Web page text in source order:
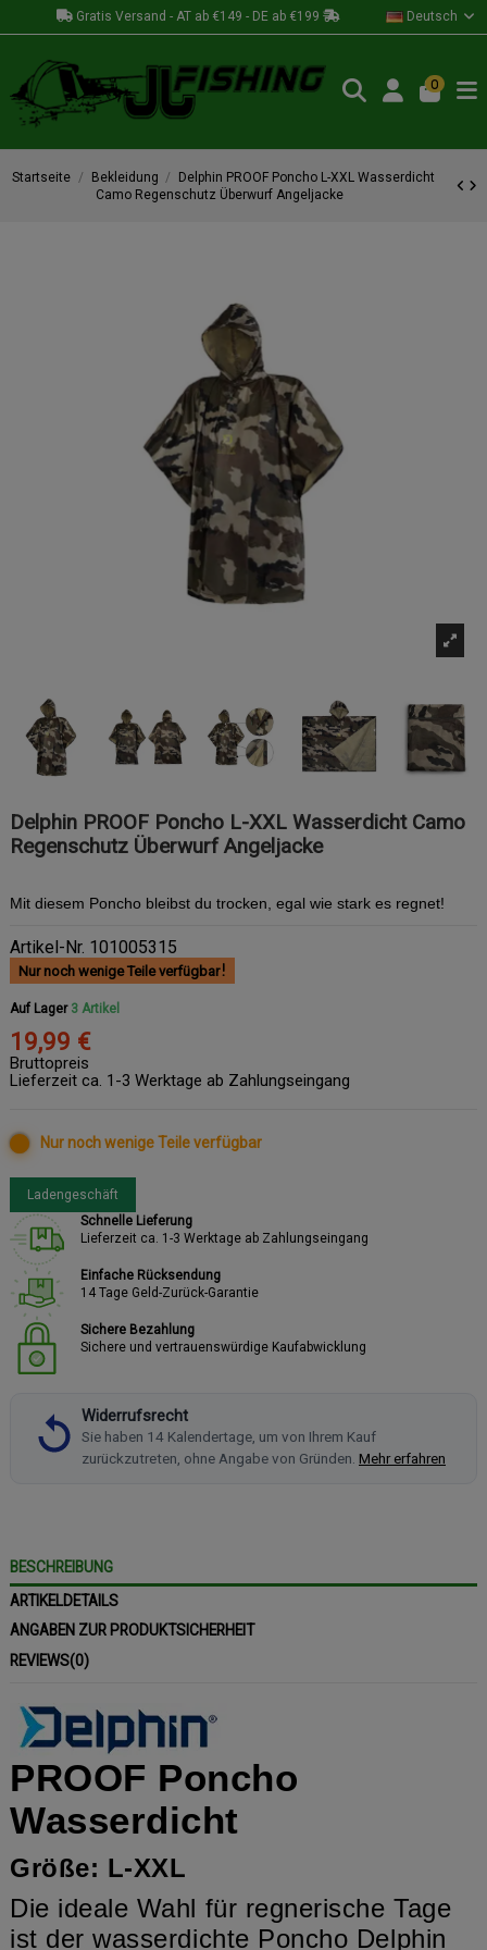
Gratis Versand - AT ab €149 - DE ab €199 Deutsch
0
Startseite Bekleidung
Delphin PROOF Poncho L-XXL Wasserdicht
Camo Regenschutz Überwurf Angeljacke
Delphin PROOF Poncho L-XXL Wasserdicht Camo
Regenschutz Überwurf Angeljacke
Mit diesem Poncho bleibst du trocken, egal wie stark es regnet!
Artikel-Nr. 101005315
Nur noch wenige Teile verfügbar
Auf Lager 3 Artikel
19,99 €
Bruttopreis
Lieferzeit ca. 1-3 Werktage ab Zahlungseingang
Nur noch wenige Teile verfügbar
Ladengeschäft
Schnelle Lieferung
Lieferzeit ca. 1-3 Werktage ab Zahlungseingang
Einfache Rücksendung
14 Tage Geld-Zurück-Garantie
Sichere Bezahlung
Sichere und vertrauenswürdige Kaufabwicklung
Widerrufsrecht
Sie haben 14 Kalendertage, um von Ihrem Kauf
zurückzutreten, ohne Angabe von Gründen. Mehr erfahren
BESCHREIBUNG
ARTIKELDETAILS
ANGABEN ZUR PRODUKTSICHERHEIT
REVIEWS(0)
PROOF Poncho
Wasserdicht
Größe: L-XXL
Die ideale Wahl für regnerische Tage
ist der wasserdichte Poncho Delphin